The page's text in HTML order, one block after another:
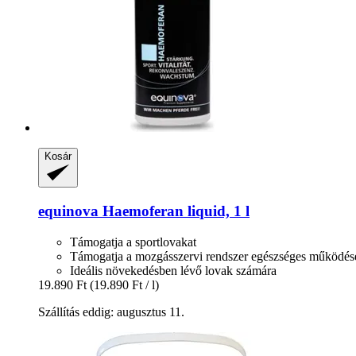
Kosár
equinova Haemoferan liquid, 1 l
Támogatja a sportlovakat
Támogatja a mozgásszervi rendszer egészséges
Ideális növekedésben lévő lovak számára
19.890 Ft (19.890 Ft / l)
Szállítás eddig: augusztus 11.